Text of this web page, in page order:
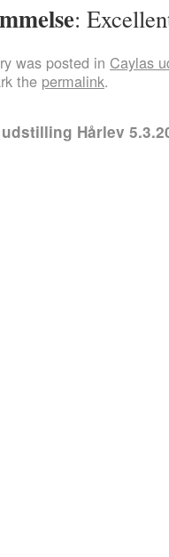
:
was posted in Caylas
the permalink.
udstilling Hårlev